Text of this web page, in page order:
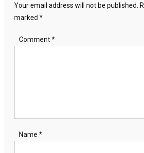
Your email address will not be published.
marked *
Comment*
Name *